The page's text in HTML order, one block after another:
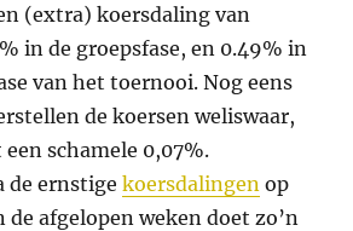
(extra) koersdaling van
in de groepsfase, en 0.49% in
van het toernooi. Nog eens
de koersen weliswaar,
schamele 0,07%.
de ernstigekoersdalingen op
de afgelopen weken doet zo’n